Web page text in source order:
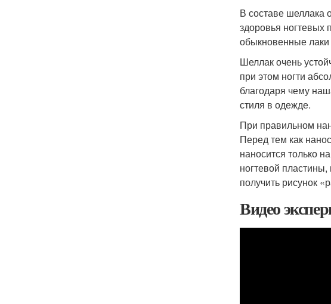
В составе шеллака
здоровья ногтевых
обыкновенные лаки
Шеллак очень
при этом ногти
благодаря чему
стиля в одежде.
При правильном
Перед тем как
наносится только
ногтевой
получить рисунок
Видео